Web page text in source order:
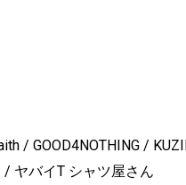
/ GOOD4NOTHING /
/ ヤバイT シャツ屋さん